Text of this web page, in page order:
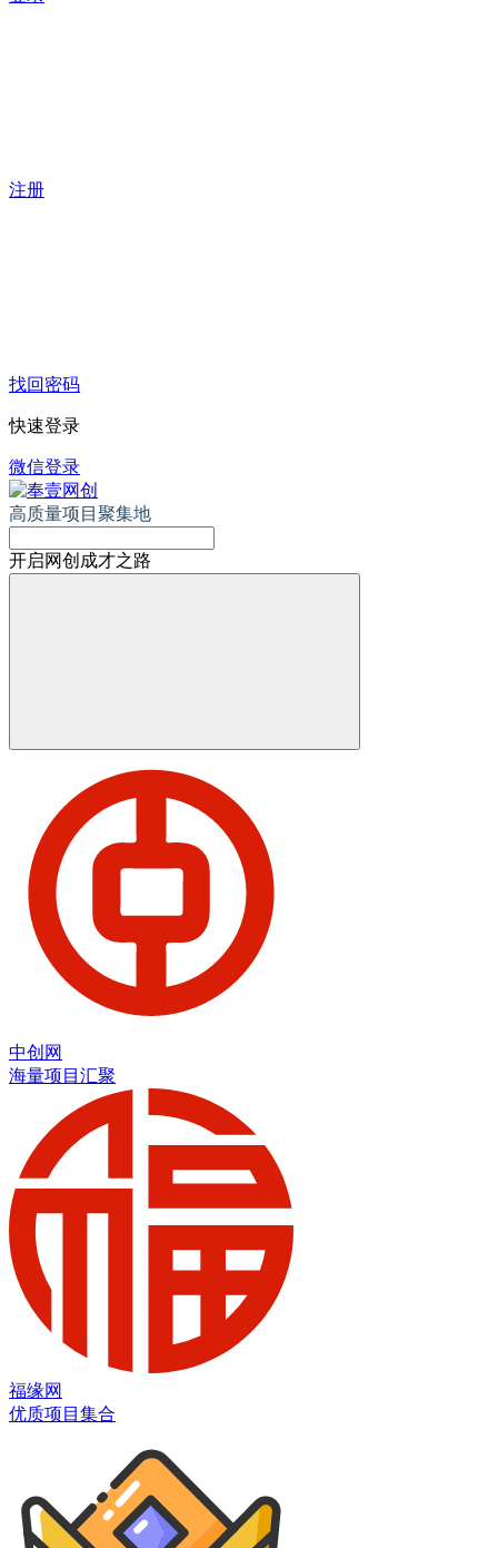
注册
找回密码
快速登录
微信登录
高质量项目聚集地
开启网创成才之路
中创网
海量项目汇聚
福缘网
优质项目集合